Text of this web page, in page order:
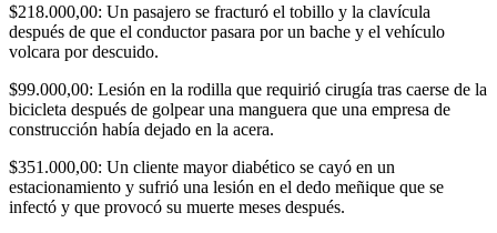
$218.000,00: Un pasajero se fracturó el tobillo y la clavícula
después de que el conductor pasara por un bache y el vehículo
volcara por descuido.
$99.000,00: Lesión en la rodilla que requirió cirugía tras caerse de la
bicicleta después de golpear una manguera que una empresa de
construcción había dejado en la acera.
$351.000,00: Un cliente mayor diabético se cayó en un
estacionamiento y sufrió una lesión en el dedo meñique que se
infectó y que provocó su muerte meses después.